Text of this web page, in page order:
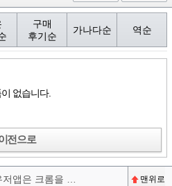
구매
후기순
가나다순 역순
없습니다.
전으로
코샵코앱 설치시 모바일 브라우저앱은 크롬을 권장합니다^^ 맨위로